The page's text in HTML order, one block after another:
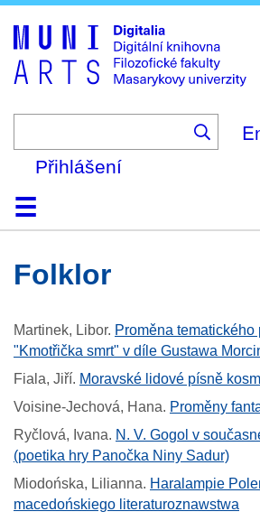
to
main
content
Přihlášení
DomůKolekce
Prohlížení
Vyhledávání
O platformě
Nápověda
KontaktDigitalia
folklor
Martinek, Libor. Proměna tematického
"Kmotřička smrt" v díle Gustawa
Fiala, Jiří. Moravské lidové písně
Voisine-Jechová, Hana. Proměny
Ryčlová, Ivana. N. V. Gogol v
(poetika hry Panočka Niny Sadur)
Miodońska, Lilianna. Haralampie
macedońskiego literaturoznawstwa